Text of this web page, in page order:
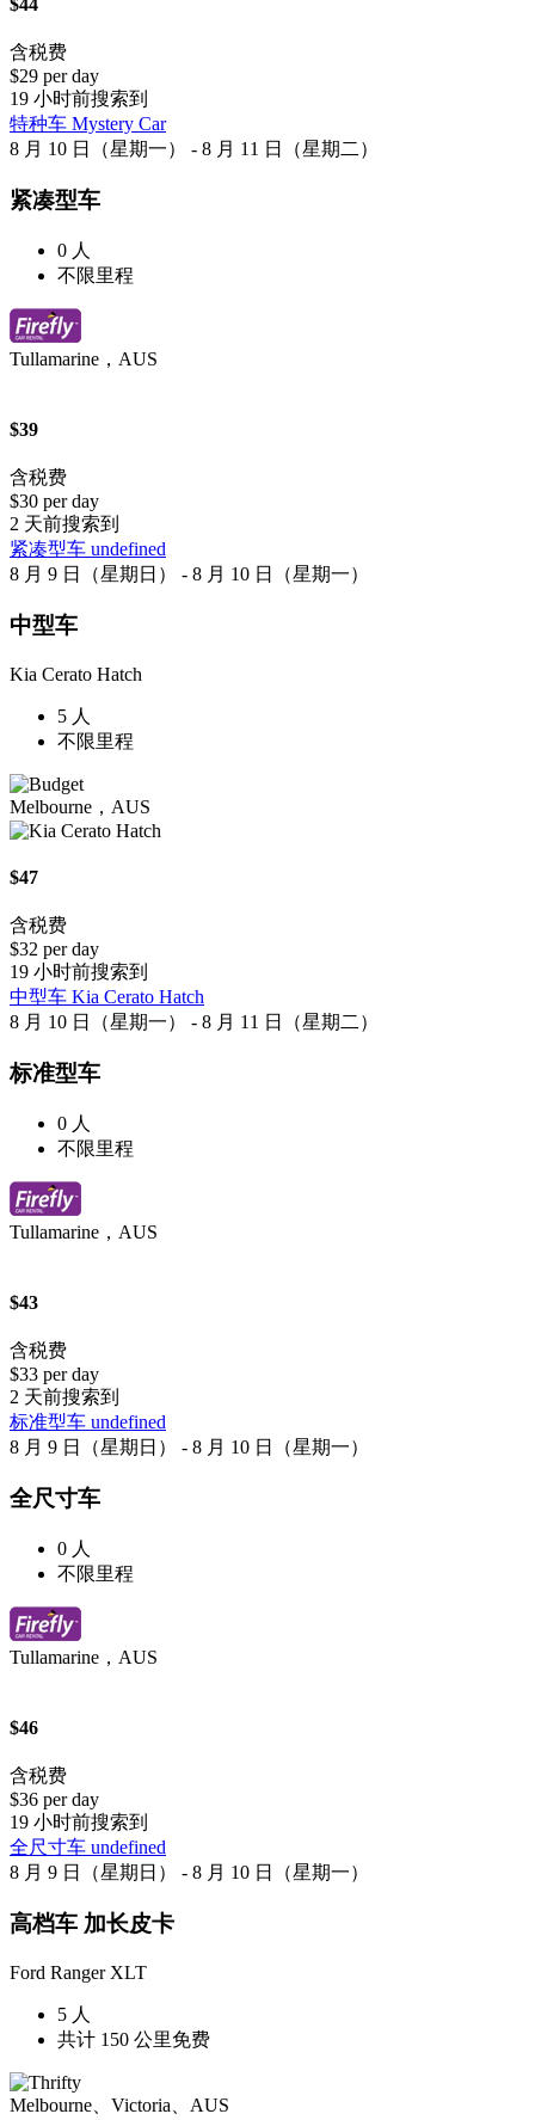
$44
含税费
$29 per day
19 小时前搜索到
特种车 Mystery Car
8 月 10 日（星期一） - 8 月 11 日（星期二）
紧凑型车
0 人
不限里程
Tullamarine，AUS
$39
含税费
$30 per day
2 天前搜索到
紧凑型车 undefined
8 月 9 日（星期日） - 8 月 10 日（星期一）
中型车
Kia Cerato Hatch
5 人
不限里程
Melbourne，AUS
$47
含税费
$32 per day
19 小时前搜索到
中型车 Kia Cerato Hatch
8 月 10 日（星期一） - 8 月 11 日（星期二）
标准型车
0 人
不限里程
Tullamarine，AUS
$43
含税费
$33 per day
2 天前搜索到
标准型车 undefined
8 月 9 日（星期日） - 8 月 10 日（星期一）
全尺寸车
0 人
不限里程
Tullamarine，AUS
$46
含税费
$36 per day
19 小时前搜索到
全尺寸车 undefined
8 月 9 日（星期日） - 8 月 10 日（星期一）
高档车 加长皮卡
Ford Ranger XLT
5 人
共计 150 公里免费
Melbourne、Victoria、AUS